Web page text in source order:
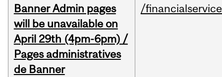
Banner Admin pages
will be unavailable on
April 29th (4pm-6pm) /
Pages administratives
de Banner
/